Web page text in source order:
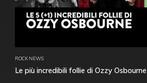
ROCK NEWS
Le più incredibili follie di Ozzy Osbourne